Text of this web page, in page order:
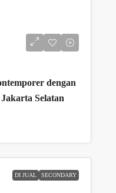
dengan
Selatan
DI JUAL SECONDARY